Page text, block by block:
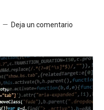
Deja un comentario